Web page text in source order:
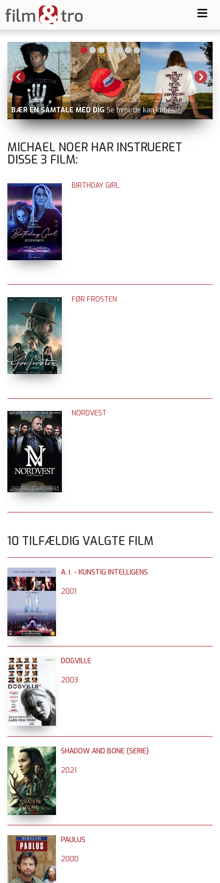
BÆR EN SAMTALE MED DIG Se hvor de kan købes
MICHAEL NOER HAR INSTRUERET
DISSE 3 FILM:
BIRTHDAY GIRL
FØR FROSTEN
NORDVEST
10 TILFÆLDIG VALGTE FILM
A. I. - KUNSTIG INTELLIGENS
2001
DOGVILLE
2003
SHADOW AND BONE (SERIE)
2021
PAULUS
2000